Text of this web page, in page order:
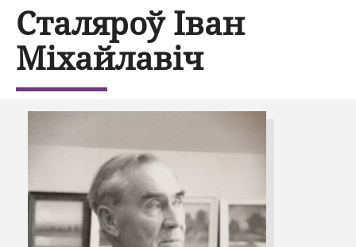
Сталяроў Іван
Міхайлавіч